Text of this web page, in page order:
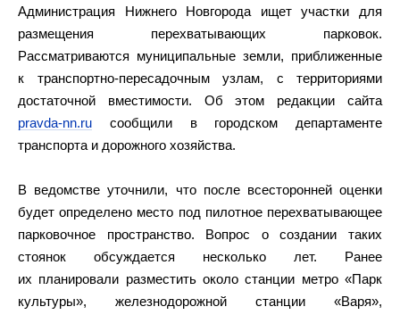
Администрация Нижнего Новгорода ищет участки для
размещения перехватывающих парковок.
Рассматриваются муниципальные земли, приближенные
к транспортно-пересадочным узлам, с территориями
достаточной вместимости. Об этом редакции сайта
pravda-nn.ru сообщили в городском департаменте
транспорта и дорожного хозяйства.
В ведомстве уточнили, что после всесторонней оценки
будет определено место под пилотное перехватывающее
парковочное пространство. Вопрос о создании таких
стоянок обсуждается несколько лет. Ранее
их планировали разместить около станции метро «Парк
культуры», железнодорожной станции «Варя»,